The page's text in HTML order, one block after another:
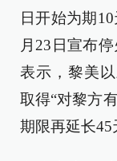
日开始为期
月23日宣布
表示，黎美
取得“对黎方
期限再延长45